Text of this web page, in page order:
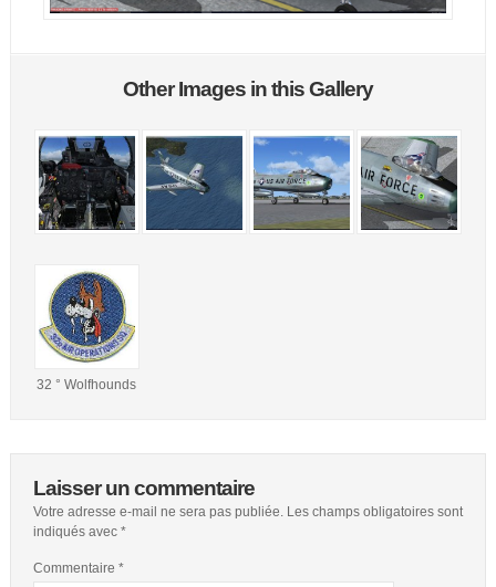
Other Images in this Gallery
32 ° Wolfhounds
Laisser un commentaire
Votre adresse e-mail ne sera pas publiée. Les champs obligatoires sont
indiqués avec *
Commentaire *